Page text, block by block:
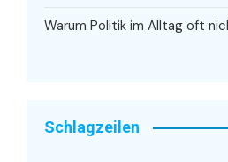
Warum Politik im Alltag oft
Schlagzeilen